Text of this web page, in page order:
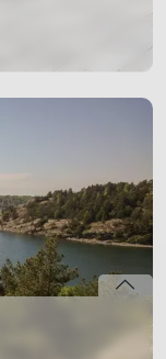
können
Platzierung zu
VoBa( Wir
sowohl